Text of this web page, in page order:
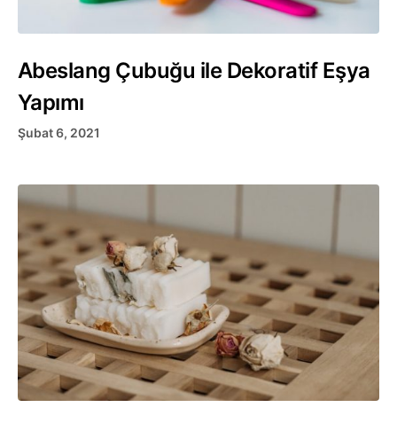
Abeslang Çubuğu ile Dekoratif Eşya
Yapımı
Şubat 6, 2021